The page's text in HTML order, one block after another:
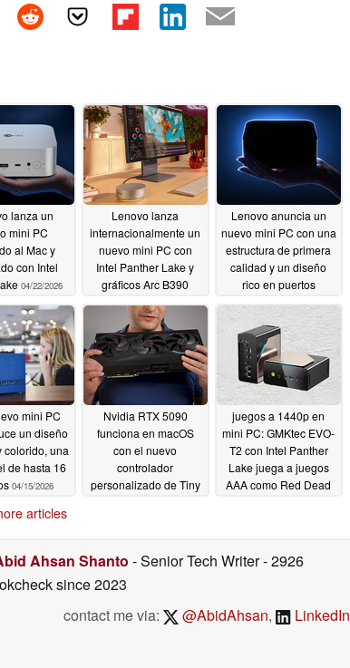
lanza un
mini PC
al Mac y
con Intel
04/22/2026
Lenovo lanza
internacionalmente un
nuevo mini PC con
Intel Panther Lake y
gráficos Arc B390
04/22/2026
Lenovo anuncia un
nuevo mini PC con una
estructura de primera
calidad y un diseño
rico en puertos
04/20/2026
mini PC
un diseño
colorido, una
de hasta 16
04/15/2026
Nvidia RTX 5090
funciona en macOS
con el nuevo
controlador
personalizado de Tiny
juegos a 1440p en
mini PC: GMKtec EVO-
T2 con Intel Panther
Lake juega a juegos
AAA como Red Dead
articles
Ahsan Shanto - Senior Tech Writer- 2926
since 2023
contact me via:
@AbidAhsan, LinkedIn